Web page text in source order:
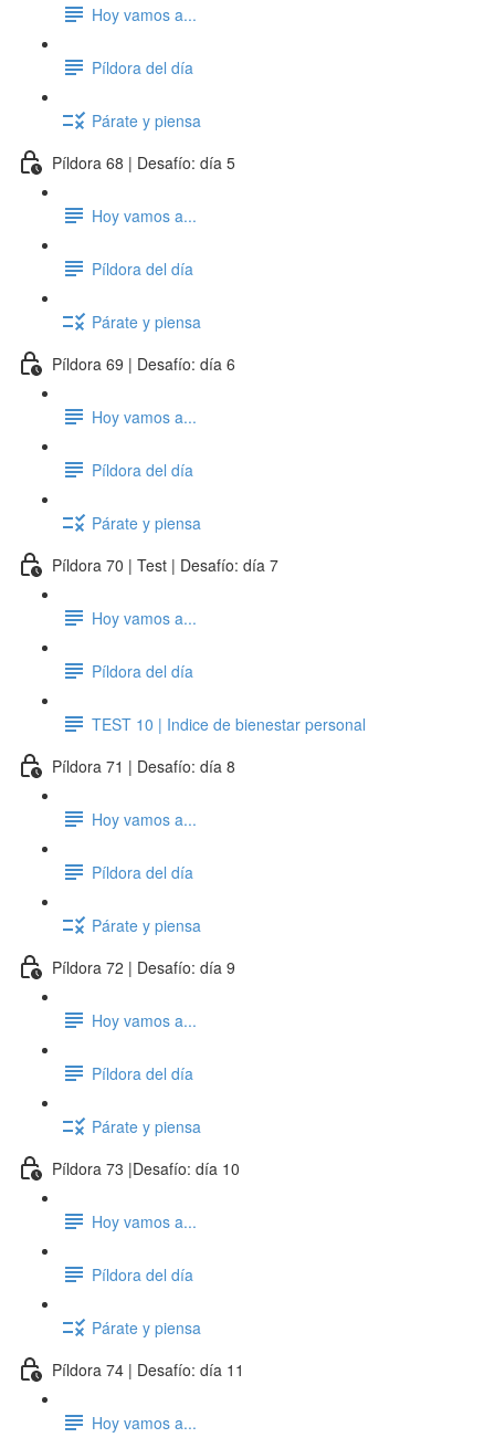
Hoy vamos a...
Píldora del día
Párate y piensa
Píldora 68 | Desafío: día 5
Hoy vamos a...
Píldora del día
Párate y piensa
Píldora 69 | Desafío: día 6
Hoy vamos a...
Píldora del día
Párate y piensa
Píldora 70 | Test | Desafío: día 7
Hoy vamos a...
Píldora del día
TEST 10 | Indice de bienestar personal
Píldora 71 | Desafío: día 8
Hoy vamos a...
Píldora del día
Párate y piensa
Píldora 72 | Desafío: día 9
Hoy vamos a...
Píldora del día
Párate y piensa
Píldora 73 |Desafío: día 10
Hoy vamos a...
Píldora del día
Párate y piensa
Píldora 74 | Desafío: día 11
Hoy vamos a...